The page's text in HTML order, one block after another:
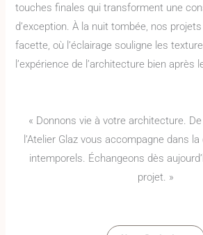
touches finales qui transforment une
d’exception. À la nuit tombée, nos
facette, où l’éclairage souligne les
l’expérience de l’architecture bien après
« Donnons vie à votre architecture.
l’Atelier Glaz vous accompagne dans
intemporels. Échangeons dès
projet. »